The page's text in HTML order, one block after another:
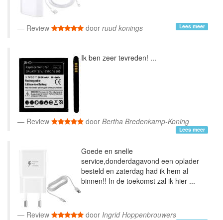
Review door ruud konings Lees meer
Ik ben zeer tevreden! ...
Review door Bertha Bredenkamp-Koning
Lees meer
Goede en snelle
service,donderdagavond een oplader
besteld en zaterdag had ik hem al
binnen!! In de toekomst zal ik hier ...
Review door Ingrid Hoppenbrouwers